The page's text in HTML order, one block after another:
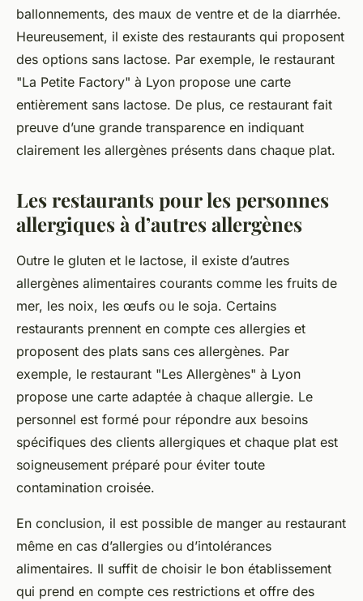
ballonnements, des maux de ventre et de la diarrhée.
Heureusement, il existe des restaurants qui proposent
des options sans lactose. Par exemple, le restaurant
"La Petite Factory" à Lyon propose une carte
entièrement sans lactose. De plus, ce restaurant fait
preuve d’une grande transparence en indiquant
clairement les allergènes présents dans chaque plat.
Les restaurants pour les personnes
allergiques à d’autres allergènes
Outre le gluten et le lactose, il existe d’autres
allergènes alimentaires courants comme les fruits de
mer, les noix, les œufs ou le soja. Certains
restaurants prennent en compte ces allergies et
proposent des plats sans ces allergènes. Par
exemple, le restaurant "Les Allergènes" à Lyon
propose une carte adaptée à chaque allergie. Le
personnel est formé pour répondre aux besoins
spécifiques des clients allergiques et chaque plat est
soigneusement préparé pour éviter toute
contamination croisée.
En conclusion, il est possible de manger au restaurant
même en cas d’allergies ou d’intolérances
alimentaires. Il suffit de choisir le bon établissement
qui prend en compte ces restrictions et offre des